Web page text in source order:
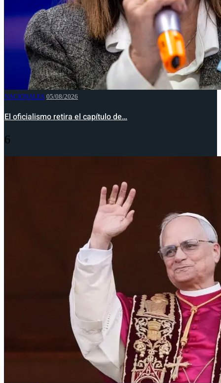
NACIONALES 05/08/2026
El oficialismo retira el capítulo de…
6